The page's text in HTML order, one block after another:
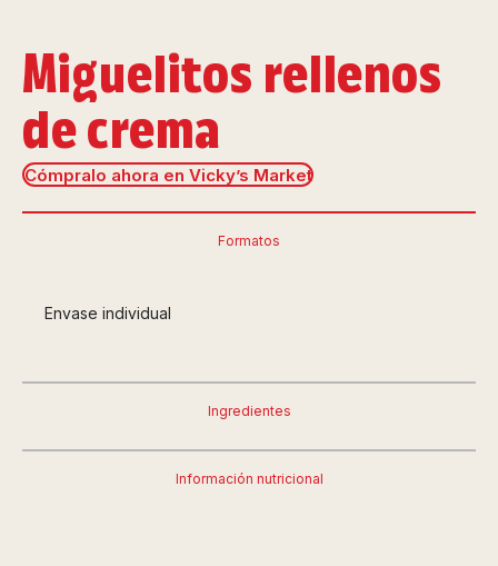
Miguelitos rellenos
de crema
Cómpralo ahora en Vicky’s Market
Formatos
Ingredientes
Información nutricional
Envase individual